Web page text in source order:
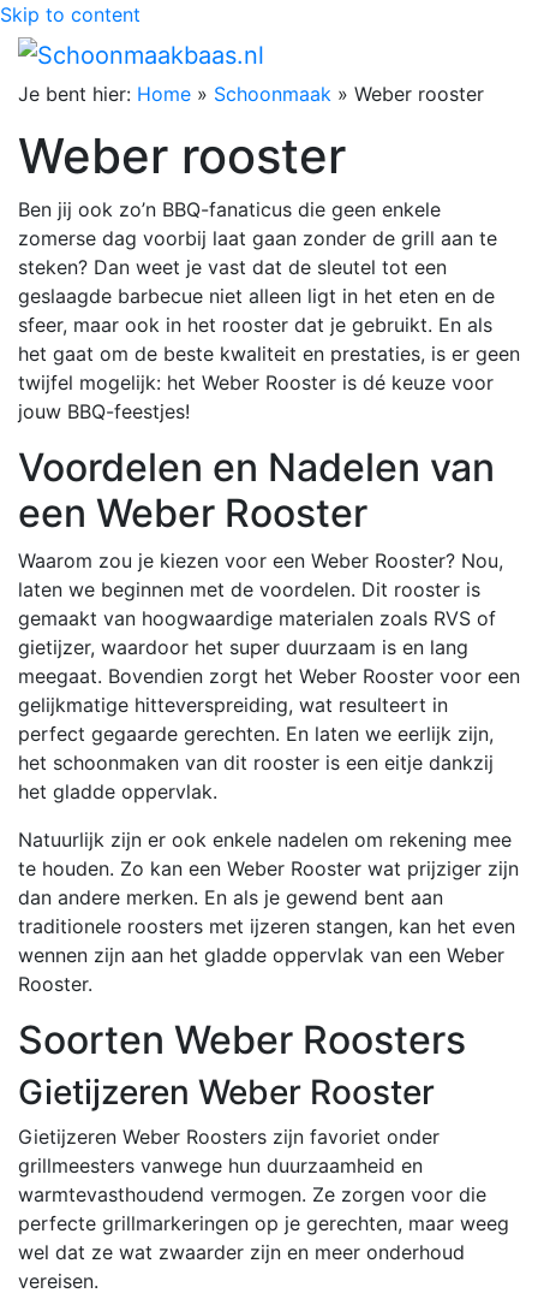
Skip to content
Je bent hier: Home » Schoonmaak » Weber rooster
Weber rooster
Ben jij ook zo’n BBQ-fanaticus die geen enkele
zomerse dag voorbij laat gaan zonder de grill aan te
steken? Dan weet je vast dat de sleutel tot een
geslaagde barbecue niet alleen ligt in het eten en de
sfeer, maar ook in het rooster dat je gebruikt. En als
het gaat om de beste kwaliteit en prestaties, is er geen
twijfel mogelijk: het Weber Rooster is dé keuze voor
jouw BBQ-feestjes!
Voordelen en Nadelen van
een Weber Rooster
Waarom zou je kiezen voor een Weber Rooster? Nou,
laten we beginnen met de voordelen. Dit rooster is
gemaakt van hoogwaardige materialen zoals RVS of
gietijzer, waardoor het super duurzaam is en lang
meegaat. Bovendien zorgt het Weber Rooster voor een
gelijkmatige hitteverspreiding, wat resulteert in
perfect gegaarde gerechten. En laten we eerlijk zijn,
het schoonmaken van dit rooster is een eitje dankzij
het gladde oppervlak.
Natuurlijk zijn er ook enkele nadelen om rekening mee
te houden. Zo kan een Weber Rooster wat prijziger zijn
dan andere merken. En als je gewend bent aan
traditionele roosters met ijzeren stangen, kan het even
wennen zijn aan het gladde oppervlak van een Weber
Rooster.
Soorten Weber Roosters
Gietijzeren Weber Rooster
Gietijzeren Weber Roosters zijn favoriet onder
grillmeesters vanwege hun duurzaamheid en
warmtevasthoudend vermogen. Ze zorgen voor die
perfecte grillmarkeringen op je gerechten, maar weeg
wel dat ze wat zwaarder zijn en meer onderhoud
vereisen.